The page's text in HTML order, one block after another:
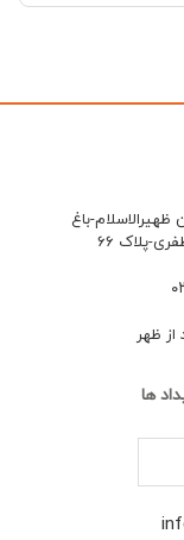
باغ
پلاک 66
ها